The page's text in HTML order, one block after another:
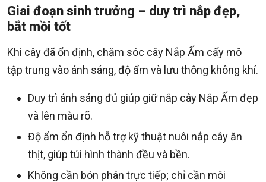
Giai đoạn sinh trưởng – duy trì nắp đẹp,
bắt mồi tốt
Khi cây đã ổn định, chăm sóc cây Nắp Ấm cấy mô
tập trung vào ánh sáng, độ ẩm và lưu thông không khí.
Duy trì ánh sáng đủ giúp giữ nắp cây Nắp Ấm đẹp
và lên màu rõ.
Độ ẩm ổn định hỗ trợ kỹ thuật nuôi nắp cây ăn
thịt, giúp túi hình thành đều và bền.
Không cần bón phân trực tiếp; chỉ cần môi